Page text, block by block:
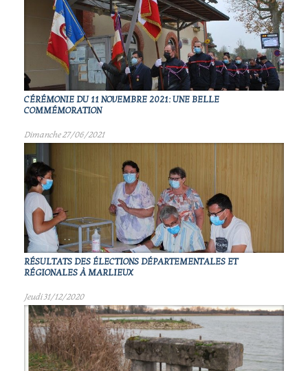
CÉRÉMONIE DU 11 NOVEMBRE 2021: UNE BELLE
COMMÉMORATION
Dimanche 27/06/2021
RÉSULTATS DES ÉLECTIONS DÉPARTEMENTALES ET
RÉGIONALES À MARLIEUX
Jeudi 31/12/2020